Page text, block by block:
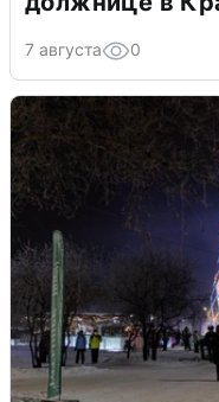
7 августа 0